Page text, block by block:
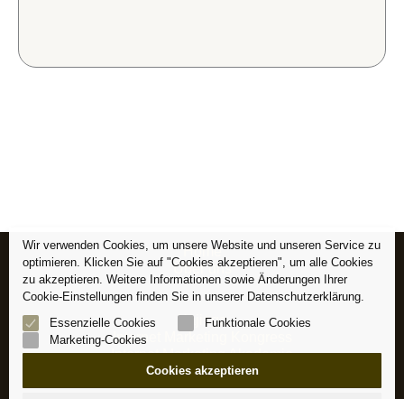
Home
Über uns
Kajinga
Internet Marketing Kongress
Internet Marketing Akademie
JVAffili.net
Wir verwenden Cookies, um unsere Website und unseren Service zu
optimieren. Klicken Sie auf "Cookies akzeptieren", um alle Cookies
zu akzeptieren. Weitere Informationen sowie Änderungen Ihrer
Cookie-Einstellungen finden Sie in unserer Datenschutzerklärung.
Essenzielle Cookies
Funktionale Cookies
Marketing-Cookies
Cookies akzeptieren